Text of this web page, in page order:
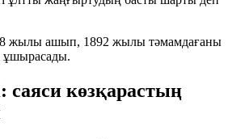
жылы ашып, 1892 жылы тәмамдағаны
ұшырасады.
саяси көзқарастың